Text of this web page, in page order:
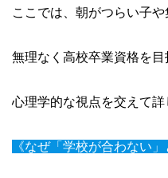
ここでは、朝がつらい子や
無理なく高校卒業資格を目
心理学的な視点を交えて詳
《なぜ「学校が合わない